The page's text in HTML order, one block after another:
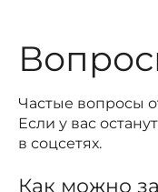
Частые вопросы
Если у вас
в соцсетях.
Как можно